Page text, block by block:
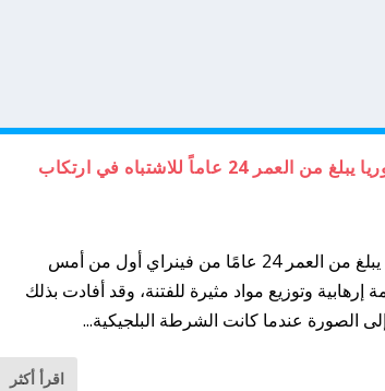
القبض على قادم حديثاً من سوريا يبلغ من العمر 24 عاماً للاشتباه في ارتكاب
ألقت الشرطة القبض على رجل يبلغ من العمر 24 عامًا من فينراي أول من أمس
إرهابية وتوزيع مواد مثيرة للفتنة، وقد أفادت بذلك
الصورة عندما كانت الشرطة البلجيكية...
اقرأ أكثر